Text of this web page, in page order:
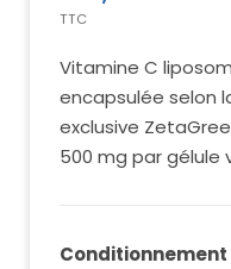
TTC
Vitamine C
encapsulée selon
exclusive
500 mg par gélule
Conditionnement